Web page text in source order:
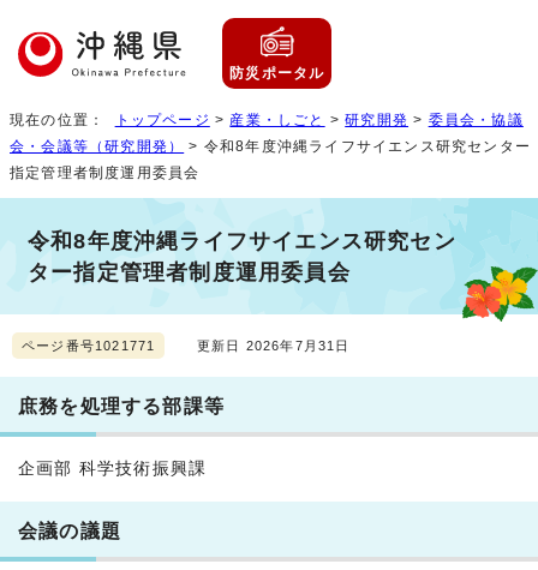
防災ポータル
現在の位置： トップページ > 産業・しごと >研究開発 > 委員会・協議
会・会議等（研究開発）
> 令和8年度沖縄ライフサイエンス研究センター
指定管理者制度運用委員会
令和8年度沖縄ライフサイエンス研究セン
ター指定管理者制度運用委員会
ページ番号1021771 更新日 2026年7月31日
庶務を処理する部課等
企画部 科学技術振興課
会議の議題